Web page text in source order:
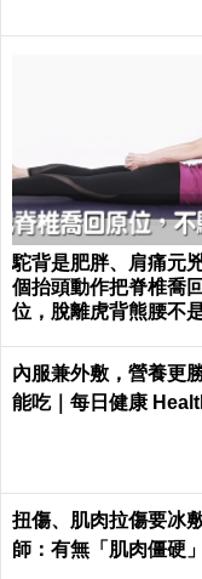
駝背是肥胖、肩痛元
個抬頭動作把脊椎喬
位，脫離虎背熊腰不
內服兼外敷，營養更
能吃｜每日健康
扭傷、肌肉拉傷要冰
師：有無「肌肉僵硬